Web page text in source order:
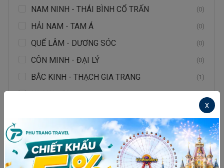
NAM NINH - THÁI BÌNH CỔ TRẤN (0)
HẢI NAM - TAM Á (0)
QUẾ LÂM - DƯƠNG SÓC (0)
CÔN MINH - ĐẠI LÝ (0)
BẮC KINH - THẠCH GIA TRANG (1)
Hà Nội - Singapore
(1)
(2)
Thái Lan (1)
BUSAN– DU THUYỀN 5* YATCH- LÀNG CỔ
x